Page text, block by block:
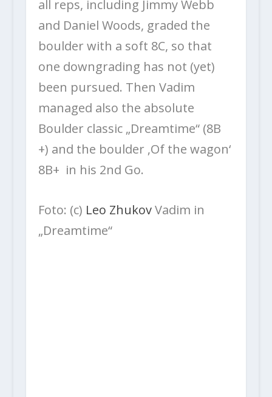
all reps, including Jimmy Webb
and Daniel Woods, graded the
boulder with a soft 8C, so that
one downgrading has not (yet)
been pursued. Then Vadim
managed also the absolute
Boulder classic „Dreamtime“ (8B
+) and the boulder ‚Of the wagon‘
8B+ in his 2nd Go.
Foto: (c) Leo ZhukovVadim in
„Dreamtime“